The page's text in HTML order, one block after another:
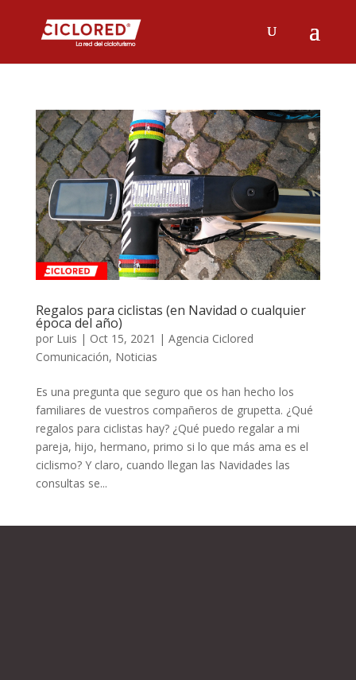
Regalos para ciclistas (en Navidad o cualquier
época del año)
por Luis | Oct 15, 2021 | Agencia Ciclored
Comunicación, Noticias
Es una pregunta que seguro que os han hecho los
familiares de vuestros compañeros de grupetta. ¿Qué
regalos para ciclistas hay? ¿Qué puedo regalar a mi
pareja, hijo, hermano, primo si lo que más ama es el
ciclismo? Y claro, cuando llegan las Navidades las
consultas se...